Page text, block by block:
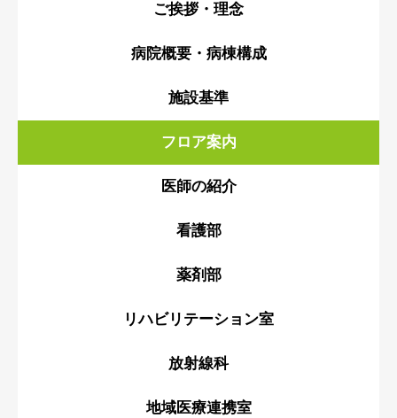
ご挨拶・理念
病院概要・病棟構成
施設基準
フロア案内
医師の紹介
看護部
薬剤部
リハビリテーション室
放射線科
地域医療連携室